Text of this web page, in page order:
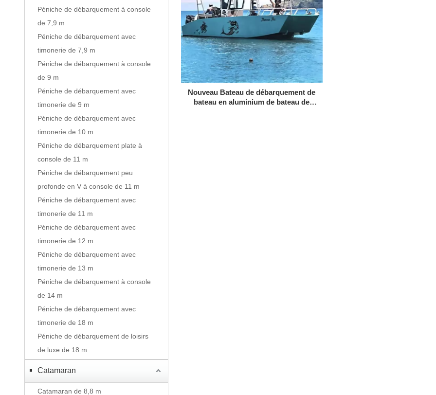
Péniche de débarquement à console
de 7,9 m
Péniche de débarquement avec
timonerie de 7,9 m
Péniche de débarquement à console
de 9 m
Péniche de débarquement avec
timonerie de 9 m
Péniche de débarquement avec
timonerie de 10 m
Péniche de débarquement plate à
console de 11 m
Péniche de débarquement peu
profonde en V à console de 11 m
Péniche de débarquement avec
timonerie de 11 m
Péniche de débarquement avec
timonerie de 12 m
Péniche de débarquement avec
timonerie de 13 m
Péniche de débarquement à console
de 14 m
Péniche de débarquement avec
timonerie de 18 m
Péniche de débarquement de loisirs
de luxe de 18 m
Catamaran
Catamaran de 8,8 m
Nouveau Bateau de débarquement de
bateau en aluminium de bateau de